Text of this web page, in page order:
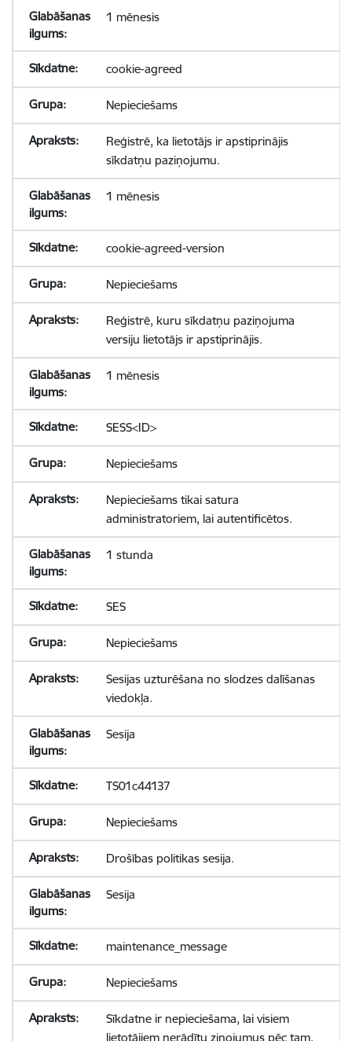
1 mēnesis
cookie-agreed
Nepieciešams
Reģistrē, ka lietotājs ir apstiprinājis
sīkdatņu paziņojumu.
1 mēnesis
cookie-agreed-version
Nepieciešams
Reģistrē, kuru sīkdatņu paziņojuma
versiju lietotājs ir apstiprinājis.
1 mēnesis
SESS<ID>
Nepieciešams
Nepieciešams tikai satura
administratoriem, lai autentificētos.
1 stunda
SES
Nepieciešams
Sesijas uzturēšana no slodzes dalīšanas
viedokļa.
Sesija
TS01c44137
Nepieciešams
Drošības politikas sesija.
Sesija
maintenance_message
Nepieciešams
Sīkdatne ir nepieciešama, lai visiem
lietotājiem nerādītu ziņojumus pēc tam,